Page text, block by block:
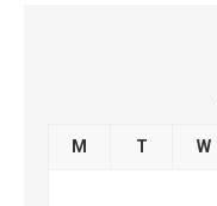
M T W